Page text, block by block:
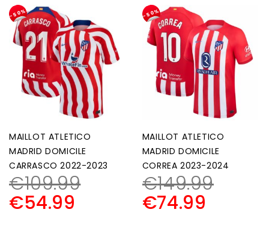
-50%
MAILLOT ATLETICO
MADRID DOMICILE
CARRASCO 2022-2023
€109.99
€54.99
-50%
MAILLOT ATLETICO
MADRID DOMICILE
CORREA 2023-2024
€149.99
€74.99